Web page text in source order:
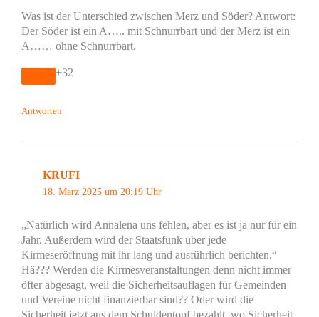
Was ist der Unterschied zwischen Merz und Söder? Antwort:
Der Söder ist ein A….. mit Schnurrbart und der Merz ist ein
A…… ohne Schnurrbart.
+32
Antworten
KRUFI
18. März 2025 um 20:19 Uhr
„Natürlich wird Annalena uns fehlen, aber es ist ja nur für ein
Jahr. Außerdem wird der Staatsfunk über jede
Kirmeseröffnung mit ihr lang und ausführlich berichten.“
Hä??? Werden die Kirmesveranstaltungen denn nicht immer
öfter abgesagt, weil die Sicherheitsauflagen für Gemeinden
und Vereine nicht finanzierbar sind?? Oder wird die
Sicherheit jetzt aus dem Schuldentopf bezahlt, wo Sicherheit